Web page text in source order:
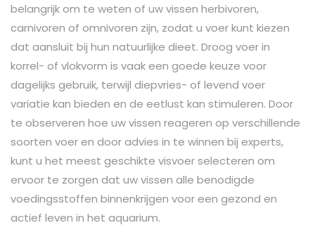
belangrijk om te weten of uw vissen herbivoren,
carnivoren of omnivoren zijn, zodat u voer kunt kiezen
dat aansluit bij hun natuurlijke dieet. Droog voer in
korrel- of vlokvorm is vaak een goede keuze voor
dagelijks gebruik, terwijl diepvries- of levend voer
variatie kan bieden en de eetlust kan stimuleren. Door
te observeren hoe uw vissen reageren op verschillende
soorten voer en door advies in te winnen bij experts,
kunt u het meest geschikte visvoer selecteren om
ervoor te zorgen dat uw vissen alle benodigde
voedingsstoffen binnenkrijgen voor een gezond en
actief leven in het aquarium.